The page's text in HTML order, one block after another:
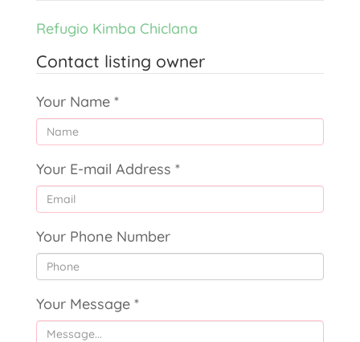
Refugio Kimba Chiclana
Contact listing owner
Your Name *
Your E-mail Address *
Your Phone Number
Your Message *